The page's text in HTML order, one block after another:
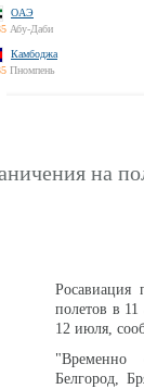
ОАЭ
Абу-Даби
Камбоджа
Пномпень
на
Росавиация
полетов в
12 июля,
"Временно
Белгород,